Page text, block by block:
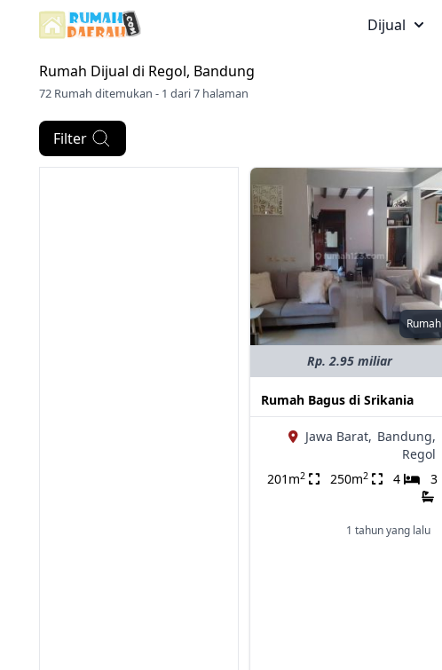
Dijual
Rumah Dijual di Regol, Bandung
72 Rumah ditemukan - 1 dari 7 halaman
Filter
Rumah
Rp. 2.95 miliar
Rumah Bagus di Srikania
Jawa Barat, Bandung,
Regol
201m2 250m2 4 3
1 tahun yang lalu